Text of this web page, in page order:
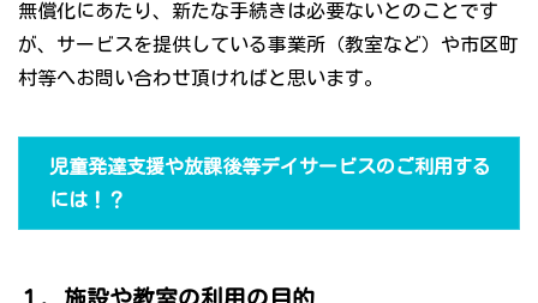
無償化にあたり、新たな手続きは必要ないとのことです
が、サービスを提供している事業所（教室など）や市区町
村等へお問い合わせ頂ければと思います。
児童発達支援や放課後等デイサービスのご利用する
には！？
１．施設や教室の利用の目的